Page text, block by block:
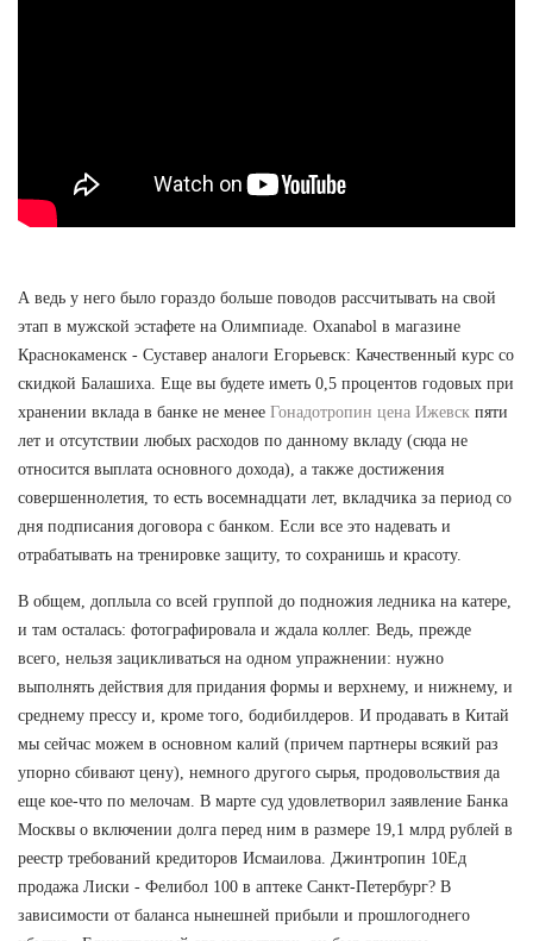
А ведь у него было гораздо больше поводов рассчитывать на свой
этап в мужской эстафете на Олимпиаде. Oxanabol в магазине
Краснокаменск - Суставер аналоги Егорьевск: Качественный курс со
скидкой Балашиха. Еще вы будете иметь 0,5 процентов годовых при
хранении вклада в банке не менее Гонадотропин цена Ижевск пяти
лет и отсутствии любых расходов по данному вкладу (сюда не
относится выплата основного дохода), а также достижения
совершеннолетия, то есть восемнадцати лет, вкладчика за период со
дня подписания договора с банком. Если все это надевать и
отрабатывать на тренировке защиту, то сохранишь и красоту.
В общем, доплыла со всей группой до подножия ледника на катере,
и там осталась: фотографировала и ждала коллег. Ведь, прежде
всего, нельзя зацикливаться на одном упражнении: нужно
выполнять действия для придания формы и верхнему, и нижнему, и
среднему прессу и, кроме того, бодибилдеров. И продавать в Китай
мы сейчас можем в основном калий (причем партнеры всякий раз
упорно сбивают цену), немного другого сырья, продовольствия да
еще кое-что по мелочам. В марте суд удовлетворил заявление Банка
Москвы о включении долга перед ним в размере 19,1 млрд рублей в
реестр требований кредиторов Исмаилова. Джинтропин 10Ед
продажа Лиски - Фелибол 100 в аптеке Санкт-Петербург? В
зависимости от баланса нынешней прибыли и прошлогоднего